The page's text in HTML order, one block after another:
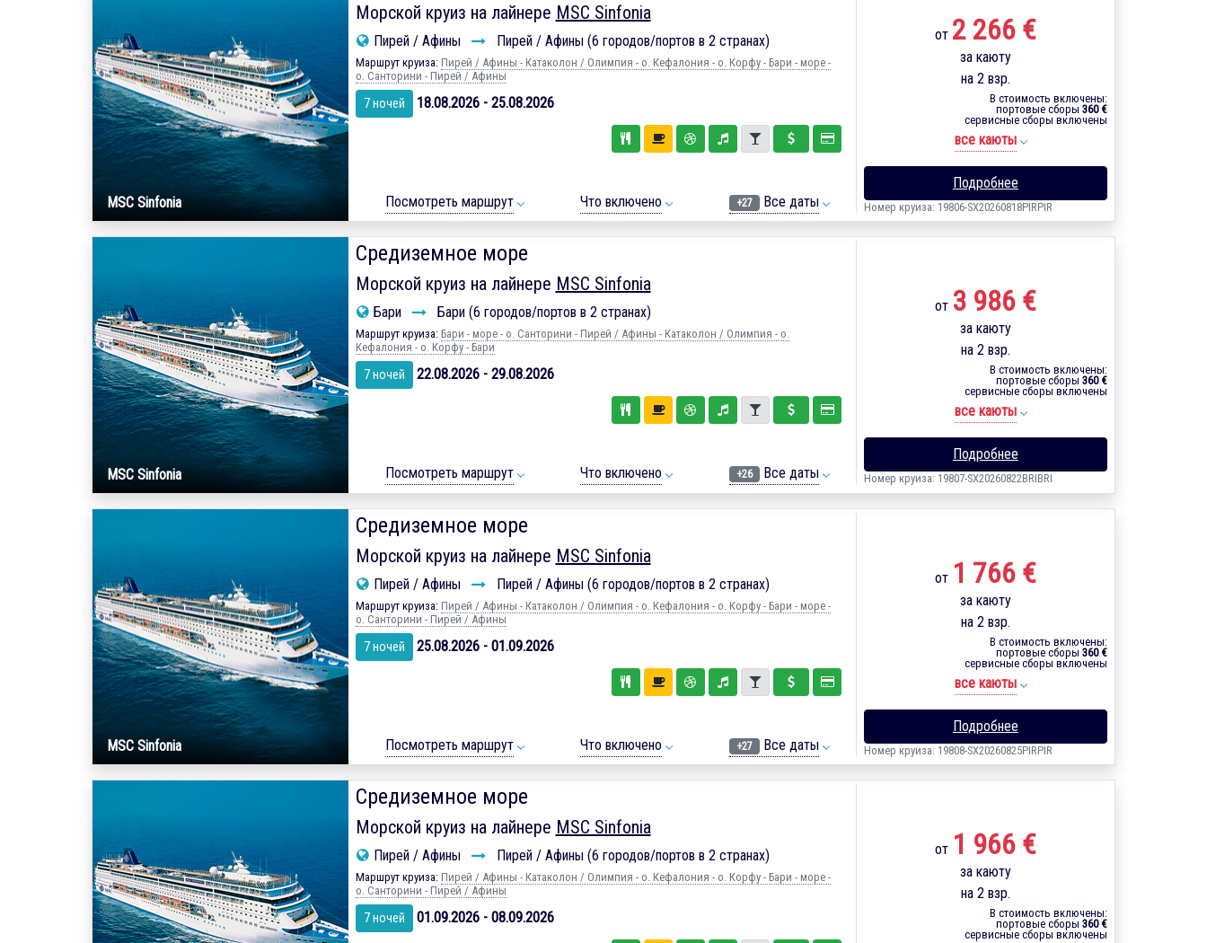
MSC Sinfonia
Морской круиз на лайнере MSC Sinfonia
Пирей / Афины Пирей / Афины (6 городов/портов в 2 странах)
Маршрут круиза: Пирей / Афины - Катаколон / Олимпия - о. Кефалония - о. Корфу - Бари - море -
о. Санторини - Пирей / Афины
7 ночей 18.08.2026 - 25.08.2026
Посмотреть маршрут Что включено +27 Все даты
от 2 266 €
за каюту
на 2 взр.
В стоимость включены:
портовые сборы 360 €
сервисные сборы включены
все каюты
Подробнее
Номер круиза: 19806-SX20260818PIRPIR
MSC Sinfonia
Средиземное море
Морской круиз на лайнере MSC Sinfonia
Бари Бари (6 городов/портов в 2 странах)
Маршрут круиза: Бари - море - о. Санторини - Пирей / Афины - Катаколон / Олимпия - о.
Кефалония - о. Корфу - Бари
7 ночей 22.08.2026 - 29.08.2026
Посмотреть маршрут Что включено +26 Все даты
от 3 986 €
за каюту
на 2 взр.
В стоимость включены:
портовые сборы 360 €
сервисные сборы включены
все каюты
Подробнее
Номер круиза: 19807-SX20260822BRIBRI
MSC Sinfonia
Средиземное море
Морской круиз на лайнере MSC Sinfonia
Пирей / Афины Пирей / Афины (6 городов/портов в 2 странах)
Маршрут круиза: Пирей / Афины - Катаколон / Олимпия - о. Кефалония - о. Корфу - Бари - море -
о. Санторини - Пирей / Афины
7 ночей 25.08.2026 - 01.09.2026
Посмотреть маршрут Что включено +27 Все даты
от 1 766 €
за каюту
на 2 взр.
В стоимость включены:
портовые сборы 360 €
сервисные сборы включены
все каюты
Подробнее
Номер круиза: 19808-SX20260825PIRPIR
Средиземное море
Морской круиз на лайнере MSC Sinfonia
Пирей / Афины Пирей / Афины (6 городов/портов в 2 странах)
Маршрут круиза: Пирей / Афины - Катаколон / Олимпия - о. Кефалония - о. Корфу - Бари - море -
о. Санторини - Пирей / Афины
7 ночей 01.09.2026 - 08.09.2026
от 1 966 €
за каюту
на 2 взр.
В стоимость включены:
портовые сборы 360 €
сервисные сборы включены